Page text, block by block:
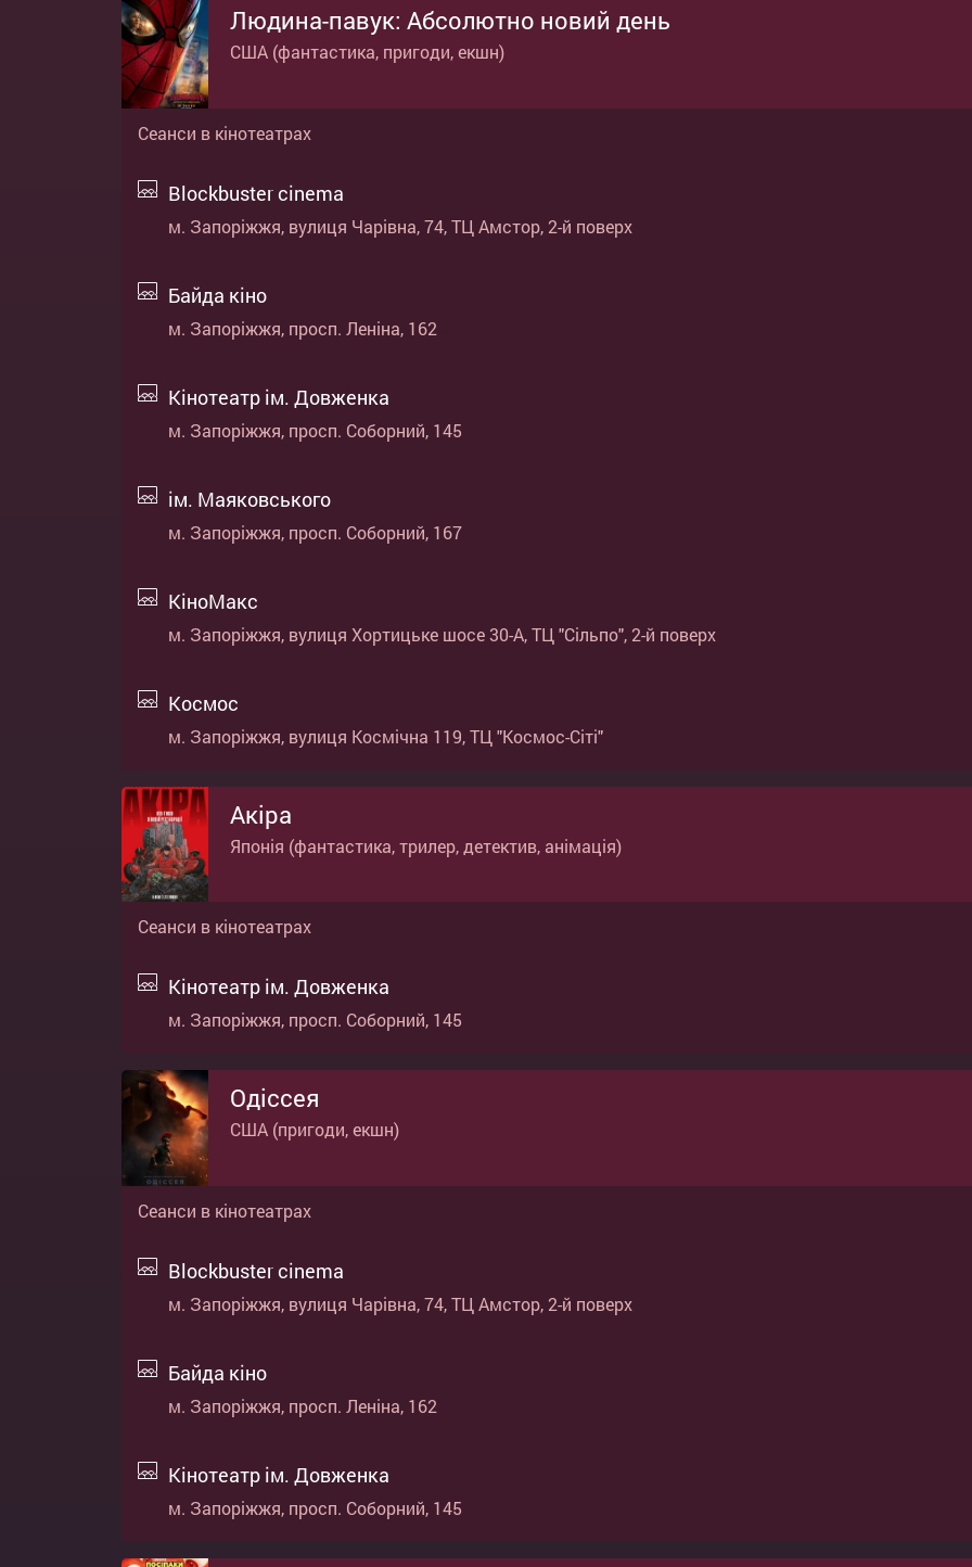
Людина-павук: Абсолютно новий день
США (фантастика, пригоди, екшн)
Сеанси в кінотеатрах
Blockbuster cinema
м. Запоріжжя, вулиця Чарівна, 74, ТЦ Амстор, 2-й поверх
Байда кіно
м. Запоріжжя, просп. Леніна, 162
Кінотеатр ім. Довженка
м. Запоріжжя, просп. Соборний, 145
ім. Маяковського
м. Запоріжжя, просп. Соборний, 167
КіноМакс
м. Запоріжжя, вулиця Хортицьке шосе 30-А, ТЦ "Сільпо", 2-й поверх
Космос
м. Запоріжжя, вулиця Космічна 119, ТЦ "Космос-Сіті"
Акіра
Японія (фантастика, трилер, детектив, анімація)
Сеанси в кінотеатрах
Кінотеатр ім. Довженка
м. Запоріжжя, просп. Соборний, 145
Одіссея
США (пригоди, екшн)
Сеанси в кінотеатрах
Blockbuster cinema
м. Запоріжжя, вулиця Чарівна, 74, ТЦ Амстор, 2-й поверх
Байда кіно
м. Запоріжжя, просп. Леніна, 162
Кінотеатр ім. Довженка
м. Запоріжжя, просп. Соборний, 145